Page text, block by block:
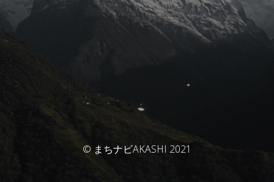
© まちナビAKASHI 2021